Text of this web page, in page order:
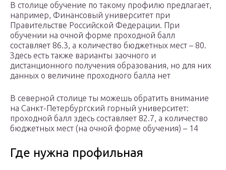
В столице обучение по такому профилю предлагает,
например, Финансовый университет при
Правительстве Российской Федерации. При
обучении на очной форме проходной балл
составляет 86.3, а количество бюджетных мест – 80.
Здесь есть также варианты заочного и
дистанционного получения образования, но для них
данных о величине проходного балла нет
В северной столице ты можешь обратить внимание
на Санкт-Петербургский горный университет:
проходной балл здесь составляет 82.7, а количество
бюджетных мест (на очной форме обучения) – 14
Где нужна профильная